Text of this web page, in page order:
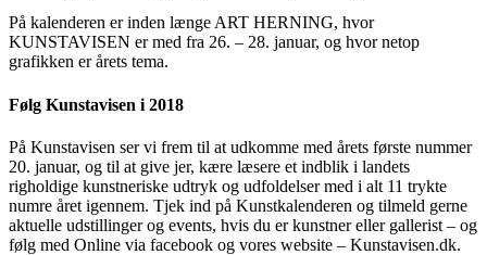
På kalenderen er inden længe ART HERNING, hvor
KUNSTAVISEN er med fra 26. – 28. januar, og hvor netop
grafikken er årets tema.
Følg Kunstavisen i 2018
På Kunstavisen ser vi frem til at udkomme med årets første nummer
20. januar, og til at give jer, kære læsere et indblik i landets
righoldige kunstneriske udtryk og udfoldelser med i alt 11 trykte
numre året igennem. Tjek ind på Kunstkalenderen og tilmeld gerne
aktuelle udstillinger og events, hvis du er kunstner eller gallerist – og
følg med Online via facebook og vores website – Kunstavisen.dk.